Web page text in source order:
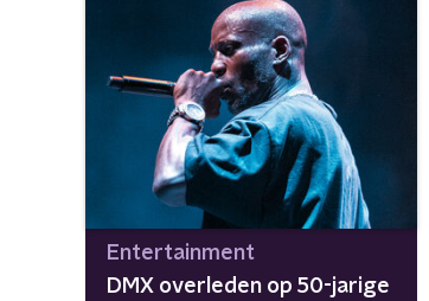
Entertainment
DMX overleden op 50-jarige